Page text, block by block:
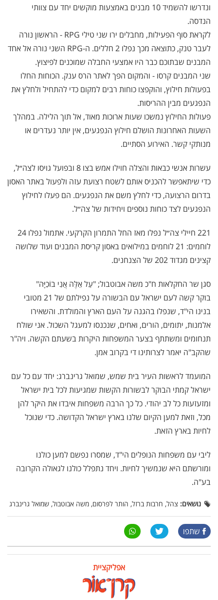
ונדרשו להשמיד 10 מבנים באמצעות מוקשים יחד עם צוותי
הנדסה.
לקראת סוף הפעילות, מחבלים ירו שני טילי RPG - הראשון נורה
לעבר טנק, כתוצאה מכך נפלו 2 חללים. ה-RPG השני נורה אל אחד
המבנים שבתוכם כבר היו אמצעי החבלה שמוכנים לפיצוץ.
שני המבנים קרסו - והמקום הפך לאתר הרס ענק. הכוחות החלו
בפעולות חילוץ, והוקפצו כוחות רבים למקום כדי להתחיל ולחלץ את
הנפגעים מבין ההריסות.
פעולות החילוץ נמשכו שעות ארוכות מאוד, אל תוך הלילה. במהלך
השעות האחרונות הושלם חילוץ הנפגעים, אין יותר נעדרים או
מנותקי קשר. האירוע הסתיים.
עשרות אנשי כבאות והצלה חוילו אמש בצו 8 ובפועל גויסו לצה״ל,
כדי שיתאפשר להכניס אותם לשטח רצועת עזה ולפעול באתר האסון
בדרום הרצועה, כדי לחלץ משם את הנפגעים. הם פעלו לחילוץ
הנפגעים לצד כוחות נוספים ויחידות של צה״ל.
221 חיילי צה״ל נפלו מאז החל התמרון הקרקעי. אתמול נפלו 24
לוחמים: 21 לוחמים במילואים באסון קריסת המבנים ועוד שלושה
קצינים מגדוד 202 של הצנחנים.
סגן שר החקלאות ח"כ משה אבוטבול; "עַל אֵלֶּה אֲנִי בוֹכִיָּה"
בוקר קשה לעם ישראל עם הבשורה על נפילתם של 21 מטובי
בנינו הי"ד, שנפלו בהגנה על העם הארץ והמולדת. והשאירו
אלמנות, יתומים, הורים, ואחים, שנכנסו למעגל השכול. אני שולח
תנחומים ומשתתף בצער המשפחות היקרות בשעתם הקשה. ויה"ר
שהקב"ה יאמר לצרותינו די בקרוב אמן.
המועמד לראשות העיר בית שמש, שמואל גרינברג: יחד עם כל עם
ישראל קמתי הבוקר לבשורות הקשות שמגיעות לכל בית ישראל
ומזעזעות כל לב יהודי. כל כך הרבה משפחות איבדו את היקר להן
מכל, וזאת למען הקיום שלנו בארץ ישראל הקדושה. כדי שנוכל
לחיות בארץ הזאת.
ליבי עם משפחות הנופלים הי"ד, שמסרו נפשם למען כולנו
ומורשתם היא שנמשיך לחיות. ויחד נתפלל כולנו לגאולה הקרובה
בע"ה.
נושאים: צהל, חרבות ברזל, הותר לפרסום, משה אבוטבול, שמואל גרינברג
שתפו
אפליקציית